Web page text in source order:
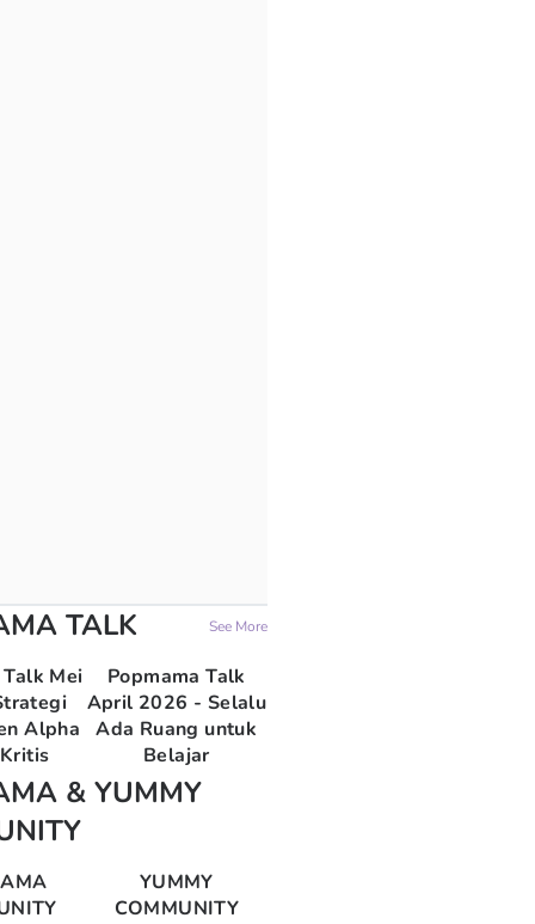
TALK See More
Mei
Alpha
Popmama Talk
April 2026 - Selalu
Ada Ruang untuk
Belajar
& YUMMY
YUMMY
COMMUNITY